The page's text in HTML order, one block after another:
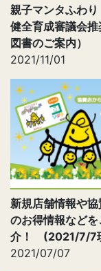
親子マンタふわ
健全育成審議会推
図書のご案内）
2021/11/01
新規店舗情報や協
のお得情報などを
介！ (2021/7/7
2021/07/07